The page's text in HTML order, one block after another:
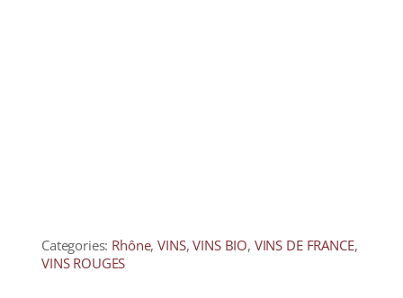
Categories: Rhône,VINS,VINS BIO, VINS DE FRANCE,
VINS ROUGES